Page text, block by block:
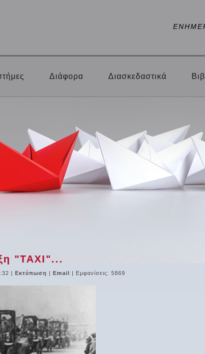
Διάφορα Διασκεδαστικά
"TAXI"...
| Εκτύπωση | Email | Εμφανίσεις: 5869